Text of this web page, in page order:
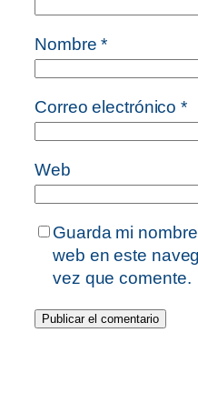
Nombre*
Correo electrónico*
Web
Guarda mi
web en este
vez que comente.